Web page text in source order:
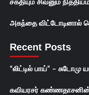
சக்தியும் சிவனும்
அகந்தை விட்டோடினால்
Recent Posts
“லிட்டில் பாய்” – சுடோமு
கவியரசர்